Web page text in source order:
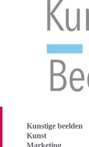
Kunstige beelden
Kunst
Marketing